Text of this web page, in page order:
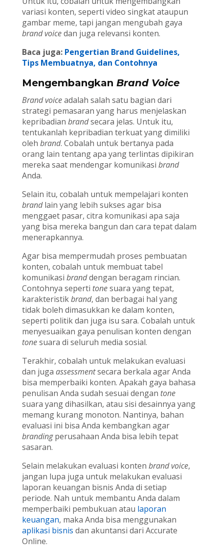
variasi konten, seperti video singkat ataupun
gambar meme, tapi jangan mengubah gaya
brand voicedan juga relevansi konten.
Baca juga: Pengertian Brand Guidelines,
Tips Membuatnya, dan Contohnya
Mengembangkan Brand Voice
Brand voiceadalah salah satu bagian dari
strategi pemasaran yang harus menjelaskan
kepribadian brandsecara jelas. Untuk itu,
tentukanlah kepribadian terkuat yang dimiliki
oleh brand. Cobalah untuk bertanya pada
orang lain tentang apa yang terlintas dipikiran
mereka saat mendengar komunikasi brand
Anda.
Selain itu, cobalah untuk mempelajari konten
brandlain yang lebih sukses agar bisa
menggaet pasar, citra komunikasi apa saja
yang bisa mereka bangun dan cara tepat dalam
menerapkannya.
Agar bisa mempermudah proses pembuatan
konten, cobalah untuk membuat tabel
komunikasi branddengan beragam rincian.
Contohnya seperti tonesuara yang tepat,
karakteristikbrand, dan berbagai hal yang
tidak boleh dimasukkan ke dalam konten,
seperti politik dan juga isu sara. Cobalah untuk
menyesuaikan gaya penulisan konten dengan
tonesuara di seluruh media sosial.
Terakhir, cobalah untuk melakukan evaluasi
dan juga assessmentsecara berkala agar Anda
bisa memperbaiki konten. Apakah gaya bahasa
penulisan Anda sudah sesuai dengan tone
suara yang dihasilkan, atau sisi desainnya yang
memang kurang monoton. Nantinya, bahan
evaluasi ini bisa Anda kembangkan agar
brandingperusahaan Anda bisa lebih tepat
sasaran.
Selain melakukan evaluasi konten brand voice,
jangan lupa juga untuk melakukan evaluasi
laporan keuangan bisnis Anda di setiap
periode. Nah untuk membantu Anda dalam
memperbaiki pembukuan atau laporan
keuangan, maka Anda bisa menggunakan
aplikasi bisnis dan akuntansi dari Accurate
Online.